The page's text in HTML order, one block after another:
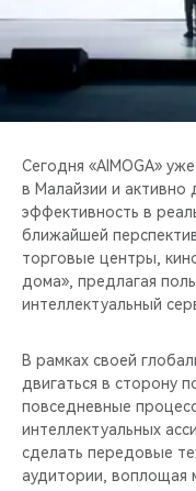
Сегодня «AIMOGA»
в Малайзии и активно
эффективность в
ближайшей
торговые центры,
дома», предлагая
интеллектуальный
В рамках своей
двигаться в сторону
повседневные
интеллектуальных
сделать передовые
аудитории, воплощая